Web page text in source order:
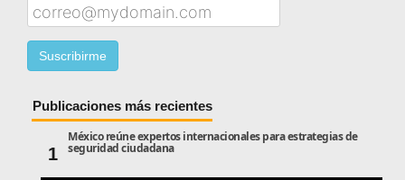
Publicaciones más recientes
1
México reúne expertos internacionales para estrategias de
seguridad ciudadana